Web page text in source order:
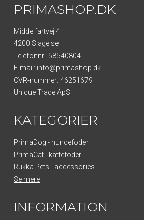
PRIMASHOP.DK
Middelfartvej 4
4200 Slagelse
Telefonnr.: 58540804
E-mail : info@primashop.dk
CVR-nummer: 46251679
Unique Trade ApS
KATEGORIER
PrimaDog - hundefoder
PrimaCat - kattefoder
Rukka Pets - accessories
Se mere
INFORMATION